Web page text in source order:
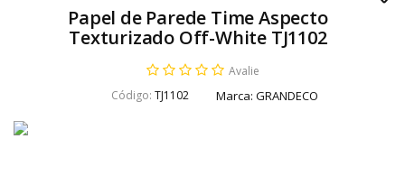
pioneira
em
venda
Papel de Parede Time Aspecto
Texturizado Off-White TJ1102
Avalie
Código: TJ1102 Marca: GRANDECO